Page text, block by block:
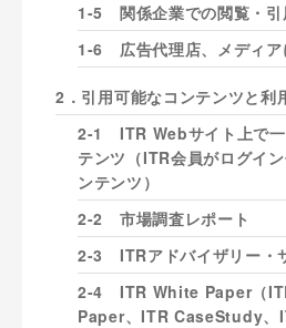
1-5 関係企業での閲覧・引
1-6 広告代理店、メディア
2．引用可能なコンテンツと利
2-1 ITR Webサイト上で一
テンツ（ITR会員がログイ
ンテンツ）
2-2 市場調査レポート
2-3 ITRアドバイザリー・
2-4 ITR White Paper（
Paper、ITR CaseStudy